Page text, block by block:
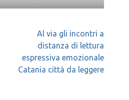
Al via gli incontri a
distanza di lettura
espressiva emozionale
Catania città da leggere